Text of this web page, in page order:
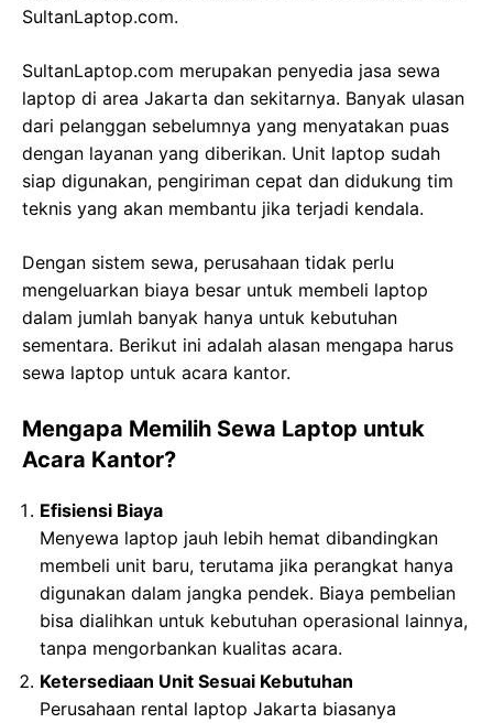
SultanLaptop.com.
SultanLaptop.com merupakan penyedia jasa sewa
laptop di area Jakarta dan sekitarnya. Banyak ulasan
dari pelanggan sebelumnya yang menyatakan puas
dengan layanan yang diberikan. Unit laptop sudah
siap digunakan, pengiriman cepat dan didukung tim
teknis yang akan membantu jika terjadi kendala.
Dengan sistem sewa, perusahaan tidak perlu
mengeluarkan biaya besar untuk membeli laptop
dalam jumlah banyak hanya untuk kebutuhan
sementara. Berikut ini adalah alasan mengapa harus
sewa laptop untuk acara kantor.
Mengapa Memilih Sewa Laptop untuk
Acara Kantor?
Efisiensi Biaya
Menyewa laptop jauh lebih hemat dibandingkan
membeli unit baru, terutama jika perangkat hanya
digunakan dalam jangka pendek. Biaya pembelian
bisa dialihkan untuk kebutuhan operasional lainnya,
tanpa mengorbankan kualitas acara.
Ketersediaan Unit Sesuai Kebutuhan
Perusahaan rental laptop Jakarta biasanya